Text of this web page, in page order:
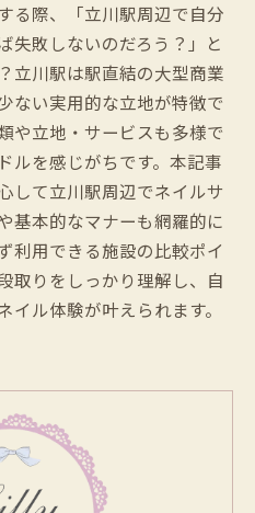
る際、「立川駅周辺で自分
失敗しないのだろう？」と
立川駅は駅直結の大型商業
ない実用的な立地が特徴で
や立地・サービスも多様で
ルを感じがちです。本記事
して立川駅周辺でネイルサ
基本的なマナーも網羅的に
利用できる施設の比較ポイ
取りをしっかり理解し、自
ル体験が叶えられます。